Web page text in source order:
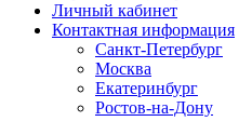
Личный кабинет
Контактная информация
Санкт-Петербург
Москва
Екатеринбург
Ростов-на-Дону